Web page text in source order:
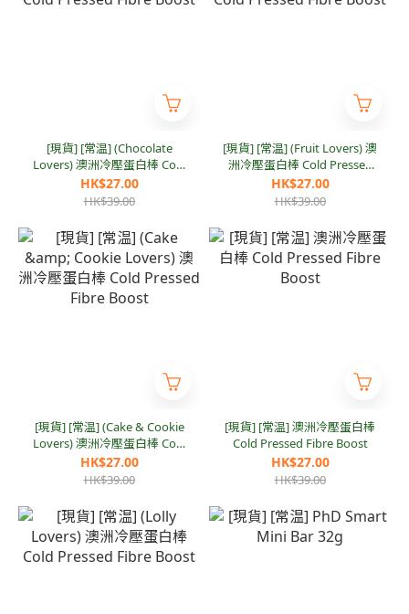
[現貨] [常温] (Chocolate
Lovers) 澳洲冷壓蛋白棒 Cold
Pressed Fibre Boost
HK$27.00
HK$39.00
[現貨] [常温] (Fruit Lovers) 澳
洲冷壓蛋白棒 Cold Pressed
Fibre Boost
HK$27.00
HK$39.00
[現貨] [常温] (Cake & Cookie
Lovers) 澳洲冷壓蛋白棒 Cold
Pressed Fibre Boost
HK$27.00
HK$39.00
[現貨] [常温] 澳洲冷壓蛋白棒
Cold Pressed Fibre Boost
HK$27.00
HK$39.00